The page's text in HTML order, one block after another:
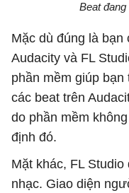
Beat
Mặc dù đúng là bạn
Audacity và FL
phần mềm giúp
các beat trên
do phần mềm
định đó.
Mặt khác, FL
nhạc. Giao diện